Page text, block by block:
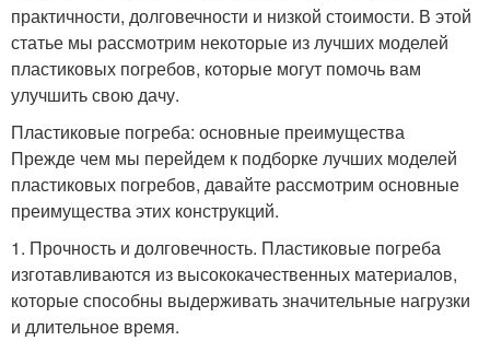
практичности, долговечности и низкой стоимости. В этой
статье мы рассмотрим некоторые из лучших моделей
пластиковых погребов, которые могут помочь вам
улучшить свою дачу.
Пластиковые погреба: основные преимущества
Прежде чем мы перейдем к подборке лучших моделей
пластиковых погребов, давайте рассмотрим основные
преимущества этих конструкций.
1. Прочность и долговечность. Пластиковые погреба
изготавливаются из высококачественных материалов,
которые способны выдерживать значительные нагрузки
и длительное время.